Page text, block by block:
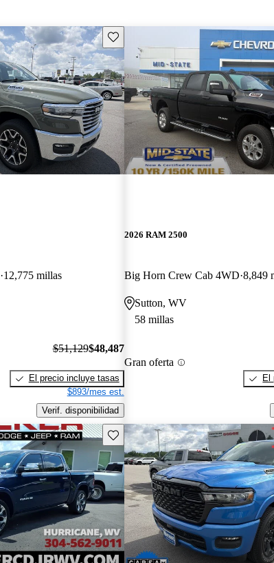
Guarda este Aviso
12,775 millas
$51,129$48,487
El precio incluye tasas
$893/mes est.
Verif. disponibilidad
2026 RAM 2500
Big Horn Crew Cab 4WD 8,849
Sutton, WV
58 millas
Gran oferta
El
Guarda este Aviso